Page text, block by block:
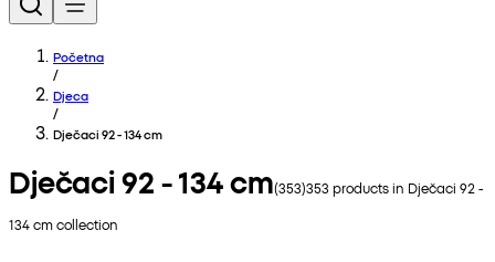
Početna
/
Djeca
/
Dječaci 92 - 134 cm
Dječaci 92 - 134 cm(353)353 products in Dječaci 92 -
134 cmcollection